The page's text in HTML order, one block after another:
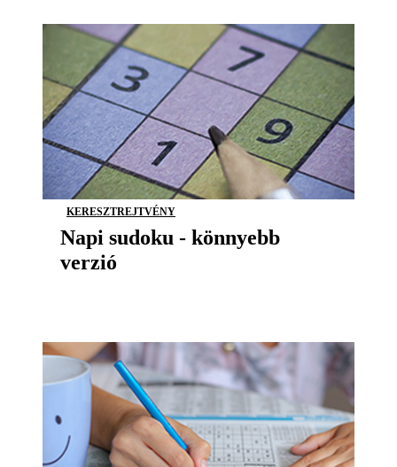
KERESZTREJTVÉNY
Napi sudoku - könnyebb
verzió